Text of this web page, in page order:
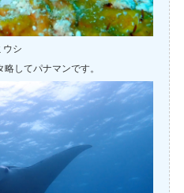
ウシ
してパナマンです。